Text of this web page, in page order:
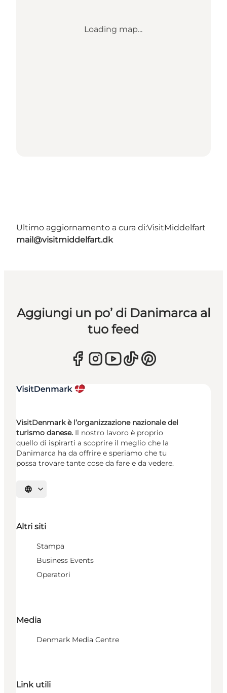
Loading map...
Ultimo aggiornamento a cura di:VisitMiddelfart
mail@visitmiddelfart.dk
Aggiungi un po’ di Danimarca al
tuo feed
VisitDenmark è l’organizzazione nazionale del
turismo danese. Il nostro lavoro è proprio
quello di ispirarti a scoprire il meglio che la
Danimarca ha da offrire e speriamo che tu
possa trovare tante cose da fare e da vedere.
Seleziona la lingua
Altri siti
Stampa
Business Events
Operatori
Media
Denmark Media Centre
Link utili